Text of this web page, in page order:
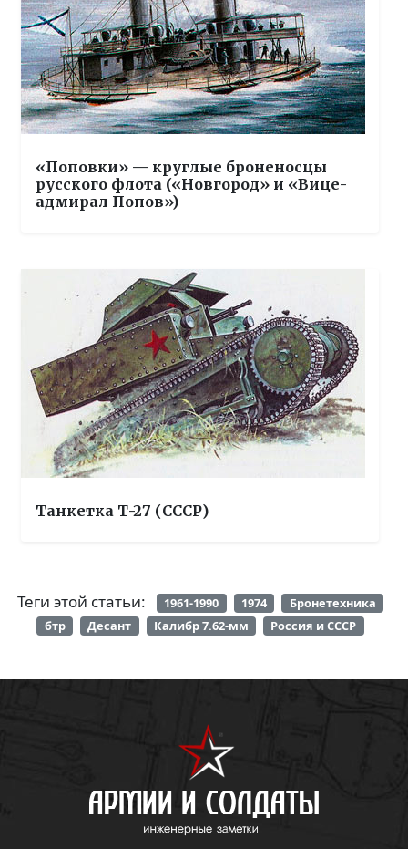
«Поповки» — круглые броненосцы
русского флота («Новгород» и «Вице-
адмирал Попов»)
Танкетка Т-27 (СССР)
Теги этой статьи: 1961-1990 1974
Бронетехника
бтр
Десант Калибр 7.62-мм Россия и СССР